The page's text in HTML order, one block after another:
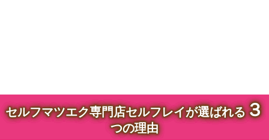
セルフマツエク専門店セルフレイが選ばれる３
つの理由